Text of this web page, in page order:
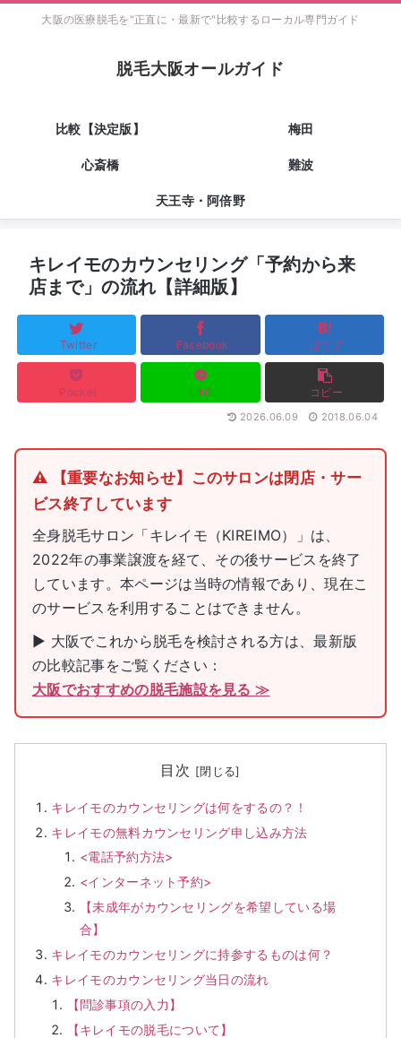
大阪の医療脱毛を"正直に・最新で"比較するローカル専門ガイド
脱毛大阪オールガイド
比較【決定版】 梅田
心斎橋 難波
天王寺・阿倍野
キレイモのカウンセリング「予約から来
店まで」の流れ【詳細版】
Twitter Facebook はてブ
Pocket LINE コピー
2026.06.09 2018.06.04
⚠️ 【重要なお知らせ】このサロンは閉店・サー
ビス終了しています
全身脱毛サロン「キレイモ（KIREIMO）」は、
2022年の事業譲渡を経て、その後サービスを終了
しています。本ページは当時の情報であり、現在こ
のサービスを利用することはできません。
▶ 大阪でこれから脱毛を検討される方は、最新版
の比較記事をご覧ください：
大阪でおすすめの脱毛施設を見る ≫
目次
キレイモのカウンセリングは何をするの？！
キレイモの無料カウンセリング申し込み方法
<電話予約方法>
<インターネット予約>
【未成年がカウンセリングを希望している場
合】
キレイモのカウンセリングに持参するものは何？
キレイモのカウンセリング当日の流れ
【問診事項の入力】
【キレイモの脱毛について】